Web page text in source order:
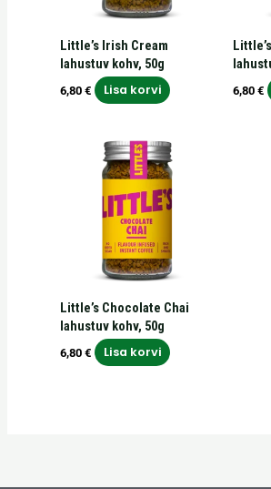
Little’s Irish Cream
lahustuv kohv, 50g
6,80€ Lisa korvi 6,80 €
Little’s Chocolate Chai
lahustuv kohv, 50g
6,80€ Lisa korvi